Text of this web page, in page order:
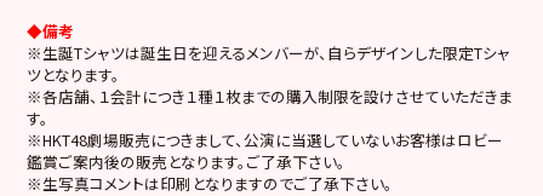
◆備考
※生誕Tシャツは誕生日を迎えるメンバーが、自らデザインした限定Tシャ
ツとなります。
※各店舗、１会計につき１種１枚までの購入制限を設けさせていただきま
す。
※HKT48劇場販売につきまして、公演に当選していないお客様はロビー
鑑賞ご案内後の販売となります。ご了承下さい。
※生写真コメントは印刷となりますのでご了承下さい。